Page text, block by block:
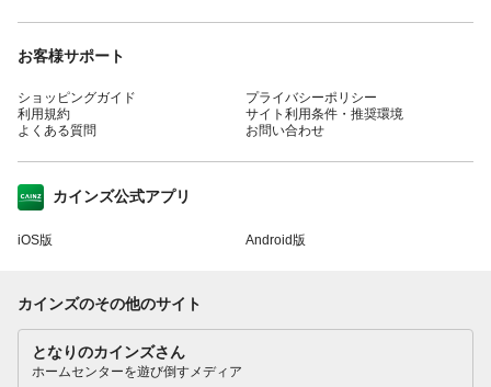
お客様サポート
ショッピングガイド
利用規約
よくある質問
プライバシーポリシー
サイト利用条件・推奨環境
お問い合わせ
カインズ公式アプリ
iOS版 Android版
カインズのその他のサイト
となりのカインズさん
ホームセンターを遊び倒すメディア